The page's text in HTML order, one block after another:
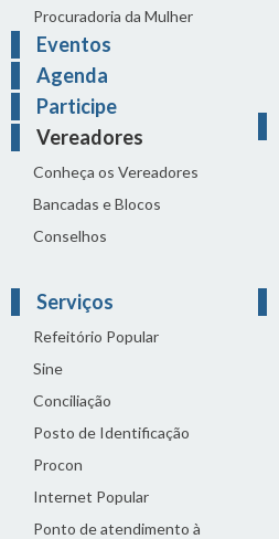
Procuradoria da Mulher
Eventos
Agenda
Participe
Vereadores
Conheça os Vereadores
Bancadas e Blocos
Conselhos
Serviços
Refeitório Popular
Sine
Conciliação
Posto de Identificação
Procon
Internet Popular
Ponto de atendimento à